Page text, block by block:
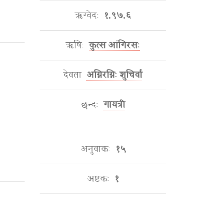
ऋग्वेदः १.९७.६
ऋषिः कुत्स आंगिरसः
देवता अग्निरग्निः शुचिर्वा
छन्दः गायत्री
अनुवाकः १५
अष्टकः १